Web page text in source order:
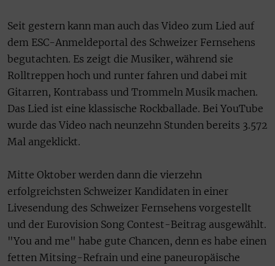
Seit gestern kann man auch das Video zum Lied auf
dem ESC-Anmeldeportal des Schweizer Fernsehens
begutachten. Es zeigt die Musiker, während sie
Rolltreppen hoch und runter fahren und dabei mit
Gitarren, Kontrabass und Trommeln Musik machen.
Das Lied ist eine klassische Rockballade. Bei YouTube
wurde das Video nach neunzehn Stunden bereits 3.572
Mal angeklickt.
Mitte Oktober werden dann die vierzehn
erfolgreichsten Schweizer Kandidaten in einer
Livesendung des Schweizer Fernsehens vorgestellt
und der Eurovision Song Contest-Beitrag ausgewählt.
"You and me" habe gute Chancen, denn es habe einen
fetten Mitsing-Refrain und eine paneuropäische